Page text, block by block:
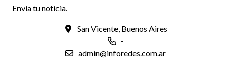
Envía tu noticia.
San Vicente, Buenos Aires
-
admin@inforedes.com.ar